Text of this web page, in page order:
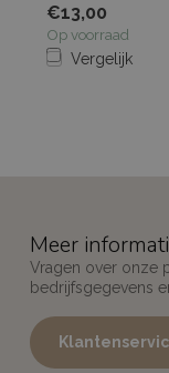
€13,00
Op voorraad
Vergelijk
Meer
Vragen over onze
bedrijfsgegevens